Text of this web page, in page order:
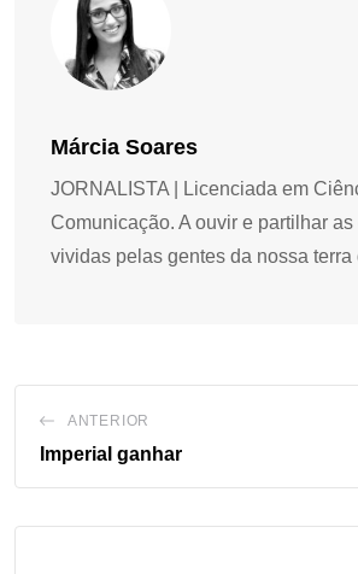
Márcia Soares
JORNALISTA | Licenciada em
Comunicação. A ouvir e partilhar
vividas pelas gentes da nossa terra
ANTERIOR
Imperial ganhar